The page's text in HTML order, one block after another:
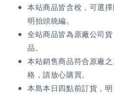
本站商品皆含稅，可選
明抬頭統編。
全站商品皆為原廠公司
品。
本站銷售商品符合原廠
格，請放心購買。
本島本日四點前訂貨，